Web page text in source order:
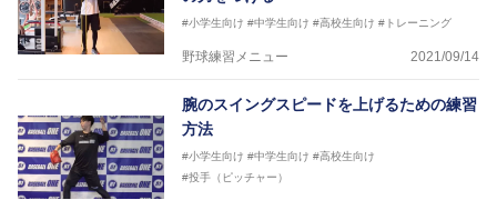
#小学生向け #中学生向け #高校生向け #トレーニング
野球練習メニュー 2021/09/14
腕のスイングスピードを上げるための練習
方法
#小学生向け #中学生向け #高校生向け
#投手（ピッチャー）